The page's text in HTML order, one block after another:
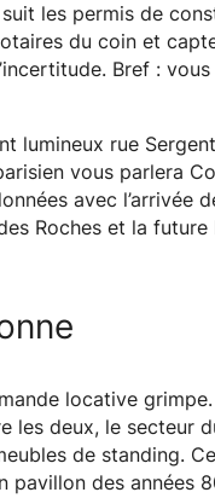
les permis de
du coin et
Bref :
lumineux rue
vous parlera
avec l’arrivée
Roches et la
locative
les deux, le secteur
de standing.
pavillon des années